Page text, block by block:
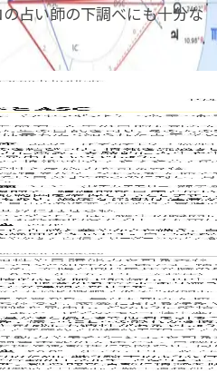
占い師の下調べにも十分な